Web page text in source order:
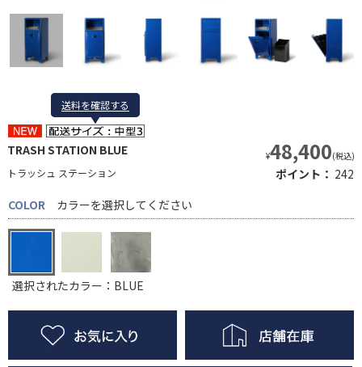
送料を確認する
送料を確認する
TRASH STATION BLUE
トラッシュ ステーション
¥48,400(税込)
ポイント： 242
COLOR
カラーを選択してください
選択されたカラー：BLUE